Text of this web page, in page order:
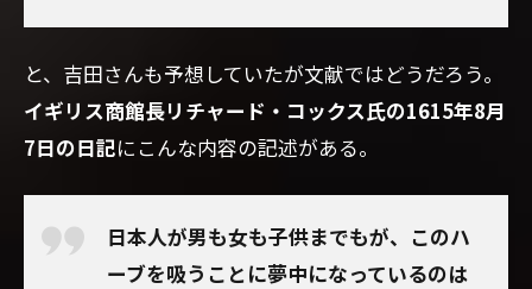
と、吉田さんも予想していたが文献ではどうだろう。
イギリス商館長リチャード・コックス氏の1615年8月
7日の日記にこんな内容の記述がある。
日本人が男も女も子供までもが、このハ
ーブを吸うことに夢中になっているのは